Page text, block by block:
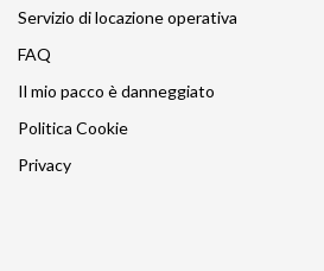
Servizio di locazione operativa
FAQ
Il mio pacco è danneggiato
Politica Cookie
Privacy